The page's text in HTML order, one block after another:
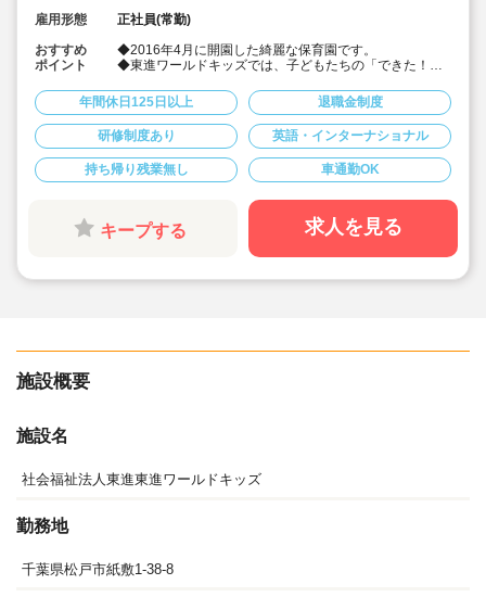
雇用形態
正社員(常勤)
おすすめ
ポイント
◆2016年4月に開園した綺麗な保育園です。
◆東進ワールドキッズでは、子どもたちの「できた！」
す。
◆週一回程度、英語(1歳児以上）と中国語（2歳児以上）
を外部のネイティブな先生と遊びを入れながら学びま
す。
◆仕事を楽しく充実させるため、オン・オフに充実がで
きるような環境づくりに努めています。
◆ワークライフバランスを重視。計画的に休暇取得。職
員同士コミュニケーションを取りながらお互いをサポー
◆一人ひとりの個性を大切にし、子ども達の主体性を大
切にしています（運動が好きな子、絵本が好きな子な
◆職員も一緒に成長できるようにサポート。働きやすさ
ただけます
年間休日125日以上 退職金制度
研修制度あり 英語・インターナショナル
持ち帰り残業無し 車通勤OK
キープする 求人を見る
施設概要
施設名
社会福祉法人東進東進ワールドキッズ
勤務地
千葉県松戸市紙敷1-38-8